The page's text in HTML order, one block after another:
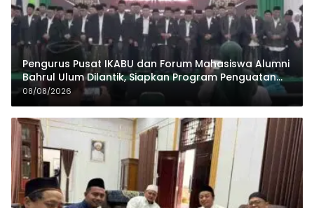
Pengurus Pusat IKABU dan Forum Mahasiswa Alumni
Bahrul Ulum Dilantik, Siapkan Program Penguatan
Organisasi dan Ekonomi
08/08/2026